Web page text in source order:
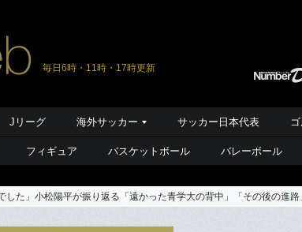
毎日6時・11時・17時更新
Jリーグ 海外サッカー サッカー日本代表
フィギュア バスケットボール バレーボール
た」小松陽平が振り返る「遠かった青学大の背中」「その後の進路